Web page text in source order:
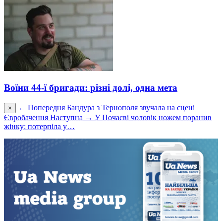
Воїни 44-ї бригади: різні долі, одна мета
× ← Попередня Бандура з Тернополя звучала на сцені
Євробачення Наступна → У Почаєві чоловік ножем поранив
жінку: потерпіла у…